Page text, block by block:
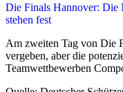
Die Finals Hannover: Die
stehen fest
Am zweiten Tag von Die
vergeben, aber die
Teamwettbewerben